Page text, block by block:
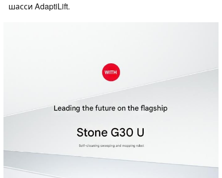
шасси AdaptiLift.